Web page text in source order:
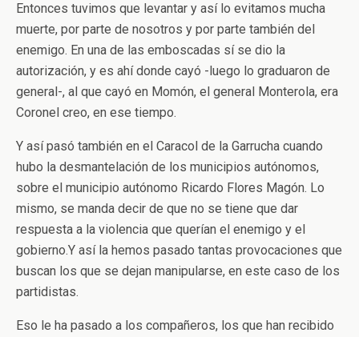
Entonces tuvimos que levantar y así lo evitamos mucha
muerte, por parte de nosotros y por parte también del
enemigo. En una de las emboscadas sí se dio la
autorización, y es ahí donde cayó -luego lo graduaron de
general-, al que cayó en Momón, el general Monterola, era
Coronel creo, en ese tiempo.
Y así pasó también en el Caracol de la Garrucha cuando
hubo la desmantelación de los municipios autónomos,
sobre el municipio autónomo Ricardo Flores Magón. Lo
mismo, se manda decir de que no se tiene que dar
respuesta a la violencia que querían el enemigo y el
gobierno.Y así la hemos pasado tantas provocaciones que
buscan los que se dejan manipularse, en este caso de los
partidistas.
Eso le ha pasado a los compañeros, los que han recibido